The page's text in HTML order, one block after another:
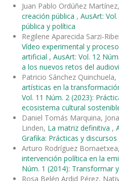
Juan Pablo Ordúñez Martínez,
creación pública , AusArt:
pública y política
Regilene Aparecida Sarzi-
Vídeo experimental y
artificial , AusArt: Vol. 12
a los nuevos retos del
Patricio Sánchez Quinchuela,
artísticas en la
Vol. 11 Núm. 2 (2023):
ecosistema cultural
Daniel Tomás Marquina,
Linden, La matriz definitiva ,
Grafika: Prácticas y discursos
Arturo Rodríguez Bornaetxea,
intervención política en la
Núm. 1 (2014): Transformar
Rosa Belén Ardid Pérez,